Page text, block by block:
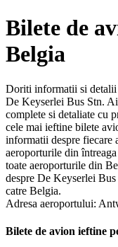
Bilete de
Belgia
Doriti informatii si detalii
De Keyserlei Bus Stn.
complete si detaliate cu
cele mai ieftine bilete
informatii despre fiecare
aeroporturile din
toate aeroporturile din
despre De Keyserlei
catre Belgia.
Adresa aeroportului:
Bilete de avion ieftine